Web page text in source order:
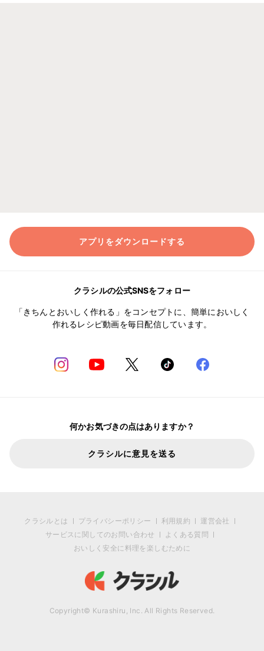
アプリをダウンロードする
クラシルの公式SNSをフォロー
「きちんとおいしく作れる」をコンセプトに、簡単においしく
作れるレシピ動画を毎日配信しています。
何かお気づきの点はありますか？
クラシルに意見を送る
クラシルとは プライバシーポリシー 利用規約
運営会社
サービスに関してのお問い合わせ
よくある質問
おいしく安全に料理を楽しむために
Copyright© Kurashiru, Inc. All Rights Reserved.